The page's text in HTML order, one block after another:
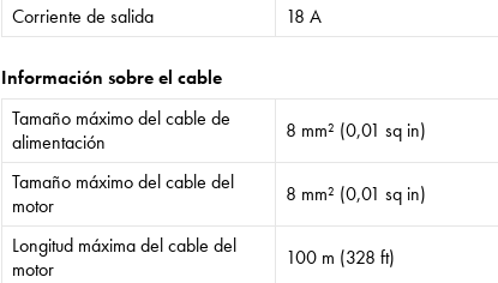
Corriente de salida
18 A
Información sobre el cable
Tamaño máximo del cable de
alimentación
8 mm² (0,01 sq in)
Tamaño máximo del cable del
motor
8 mm² (0,01 sq in)
Longitud máxima del cable del
motor
100 m (328 ft)